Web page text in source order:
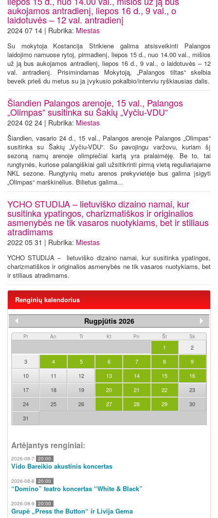
aukojamos antradienį, liepos 16 d., 9 val., o
laidotuvės – 12 val. antradienį
2024 07 14 | Rubrika: Miestas
Su mokytoja Kostancija Strikiene galima atsisveikinti Palangos
laidojimo namuose rytoj, pirmadienį, liepos 15 d., nuo 14.00 val., mišios
už ją bus aukojamos antradienį, liepos 16 d., 9 val., o laidotuvės – 12
val. antradienį. Prisimindamas Mokytoją, „Palangos tiltas“ skelbia
beveik prieš du metus su ja įvykusio pokalbio/interviu ryškiausias dalis.
Šiandien Palangos arenoje, 15 val., Palangos
„Olimpas“ susitinka su Šakių „Vyčiu-VDU“
2024 02 24 | Rubrika: Miestas
Šiandien, vasario 24 d., 15 val., Palangos arenoje Palangos „Olimpas“
susitinka su Šakių „Vyčiu-VDU“. Su pavojingu varžovu, kuriam šį
sezoną namų arenoje olimpiečiai kartą yra pralaimėję. Be to, tai
rungtynės, kuriose palangiškiai gali užsitikrinti pirmą vietą reguliariajame
NKL sezone. Rungtynių metu arenos prekyvietėje bus galima įsigyti
„Olimpas“ marškinėlius. Bilietus galima...
YCHO STUDIJA – lietuviško dizaino namai, kur
susitinka ypatingos, charizmatiškos ir originalios
asmenybės ne tik vasaros nuotykiams, bet ir stiliaus
atradimams
2022 05 31 | Rubrika: Miestas
YCHO STUDIJA – lietuviško dizaino namai, kur susitinka ypatingos,
charizmatiškos ir originalios asmenybės ne tik vasaros nuotykiams, bet
ir stiliaus atradimams.
Renginių kalendorius
Rugpjūtis 2026
Pi An Tr Kt Pn Št Sk
1
2
3
4 5 6 7 8
9
10
11 12 13 14 15
16
17
18 19 20 21 22
23
24
25 26 27 28 29
30
31
Artėjantys renginiai:
2026-08-7 20:00
Vido Bareikio akustinis koncertas
2026-08-8 20:00
“Domino” teatro koncertas “White & Black”
2026-08-9 20:00
Grupė „Press the Button“ ir Livija Gema